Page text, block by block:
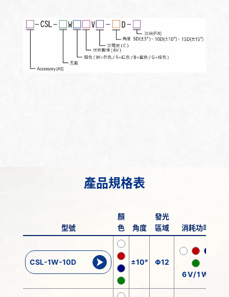
產品規格表
型號
顏
色
角度
發光
區域
消耗功率
CSL-1W-10D ±10°
Φ12
6V/1W